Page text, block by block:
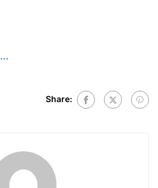
…
Share: